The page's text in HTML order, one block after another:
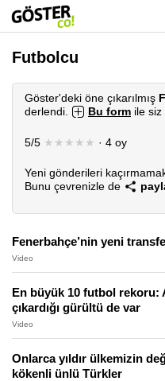
Futbolcu
Göster'deki öne çıkarılmış
derlendi.
Bu form ile siz
5/5 ★★★★★ · 4 oy
Yeni gönderileri
Bunu çevrenizle de
Fenerbahçe’nin yeni
Video
En büyük 10 futbol rekoru:
çıkardığı gürültü de var
Video
Onlarca yıldır ülkemizin
kökenli ünlü Türkler